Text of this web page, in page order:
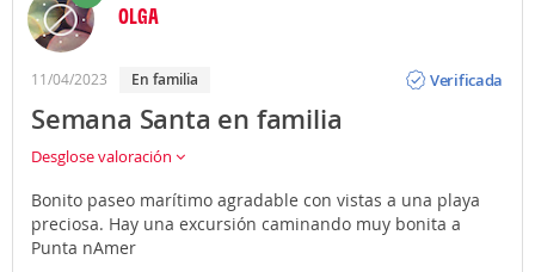
OLGA
11/04/2023 En familia
Verificada
Semana Santa en familia
Desglose valoración
Bonito paseo marítimo agradable con vistas a una playa
preciosa. Hay una excursión caminando muy bonita a
Punta nAmer